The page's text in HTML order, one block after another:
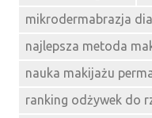
mikrodermabrazja
najlepsza metoda
nauka makijażu
ranking odżywek do